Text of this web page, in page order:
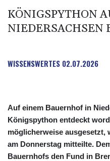
KÖNIGSPYTHON
NIEDERSACHSEN
WISSENSWERTES 02.07.2026
Auf einem Bauernhof in
Königspython entdeckt
möglicherweise ausgesetzt,
am Donnerstag mitteilte.
Bauernhofs den Fund in